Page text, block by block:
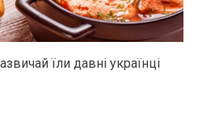
їли давні українці